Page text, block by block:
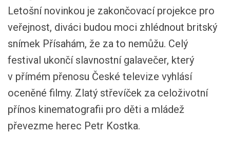
Letošní novinkou je zakončovací projekce pro
veřejnost, diváci budou moci zhlédnout britský
snímek Přísahám, že za to nemůžu. Celý
festival ukončí slavnostní galavečer, který
v přímém přenosu České televize vyhlásí
oceněné filmy. Zlatý střevíček za celoživotní
přínos kinematografii pro děti a mládež
převezme herec Petr Kostka.